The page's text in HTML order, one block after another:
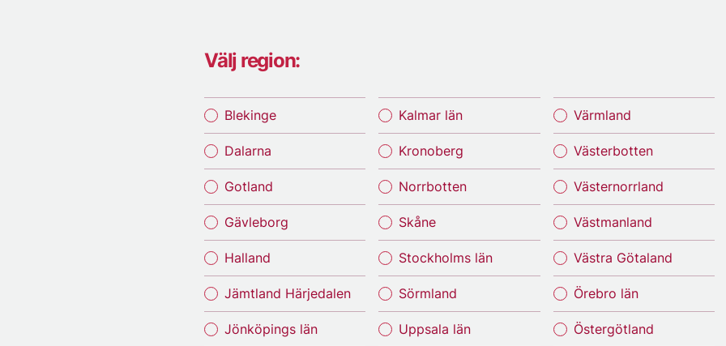
Välj region:
Blekinge
Dalarna
Gotland
Gävleborg
Halland
Jämtland Härjedalen
Jönköpings län
Kalmar län
Kronoberg
Norrbotten
Skåne
Stockholms län
Sörmland
Uppsala län
Värmland
Västerbotten
Västernorrland
Västmanland
Västra Götaland
Örebro län
Östergötland